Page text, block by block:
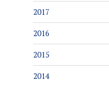
2017
2016
2015
2014